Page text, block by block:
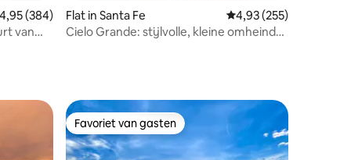
beoordeling van 4,95 op 5, 384 recensies
4,95 (384)
van
Flat in Santa Fe Gemiddelde
4,93 (255)
Cielo Grande: stijlvolle, kleine omheinde
Favoriet van gasten
Favoriet van gasten